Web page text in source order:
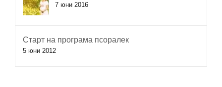
7 юни 2016
Старт на програма псоралек
5 юни 2012